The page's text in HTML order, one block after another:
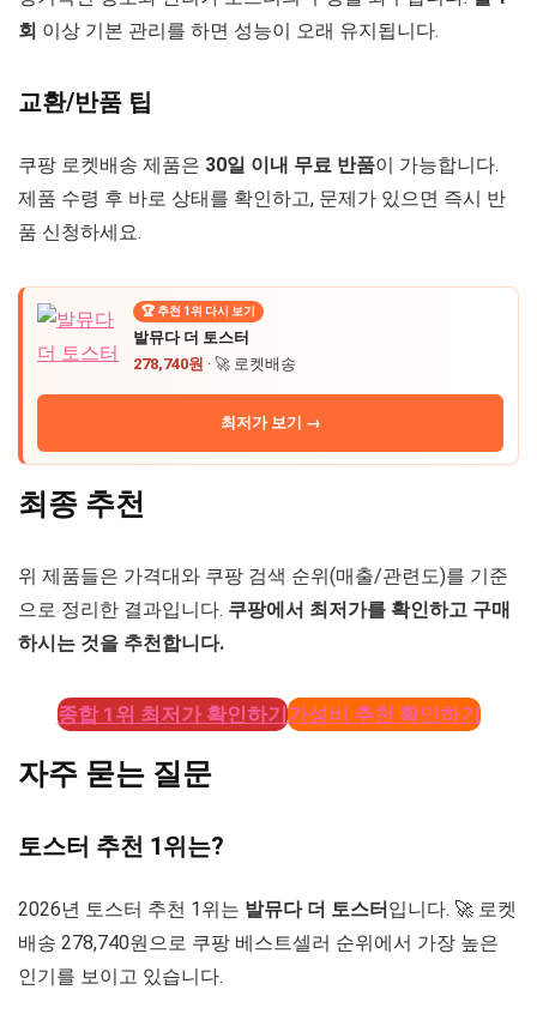
회 이상 기본 관리를 하면 성능이 오래 유지됩니다.
교환/반품 팁
쿠팡 로켓배송 제품은 30일 이내 무료 반품이 가능합니다.
제품 수령 후 바로 상태를 확인하고, 문제가 있으면 즉시 반
품 신청하세요.
🏆 추천 1위 다시 보기
발뮤다 더 토스터
278,740원 · 🚀 로켓배송
최저가 보기 →
최종 추천
위 제품들은 가격대와 쿠팡 검색 순위(매출/관련도)를 기준
으로 정리한 결과입니다. 쿠팡에서 최저가를 확인하고 구매
하시는 것을 추천합니다.
종합 1위 최저가 확인하기가성비 추천 확인하기
자주 묻는 질문
토스터 추천 1위는?
2026년 토스터 추천 1위는 발뮤다 더 토스터입니다. 🚀 로켓
배송 278,740원으로 쿠팡 베스트셀러 순위에서 가장 높은
인기를 보이고 있습니다.